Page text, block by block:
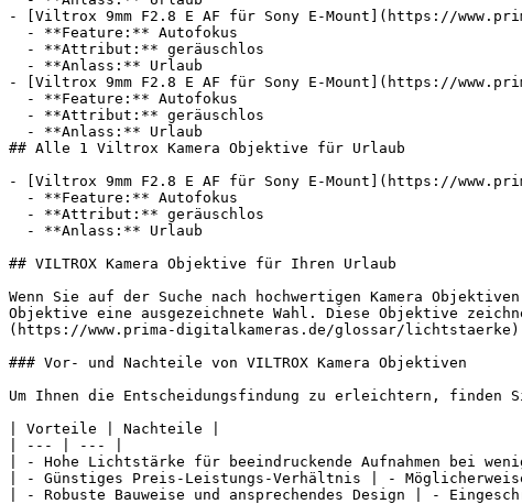
- [Viltrox 9mm F2.8 E AF für Sony E-Mount](https://
- [Viltrox 9mm F2.8 E AF für Sony E-Mount](https://
## Alle 1 Viltrox Kamera Objektive für Urlaub
- [Viltrox 9mm F2.8 E AF für Sony E-Mount](https://
## VILTROX Kamera Objektive für Ihren Urlaub
Wenn Sie auf der Suche nach hochwertigen Kamera
Objektive eine ausgezeichnete Wahl. Diese Objektive
(https://www.prima-digitalkameras.de/glossar/
### Vor- und Nachteile von VILTROX Kamera Objektiven
Um Ihnen die Entscheidungsfindung zu erleichtern,
| Vorteile | Nachteile |
| --- | --- |
| - Hohe Lichtstärke für beeindruckende Aufnahmen bei
| - Günstiges Preis-Leistungs-Verhältnis | -
| - Robuste Bauweise und ansprechendes Design | -